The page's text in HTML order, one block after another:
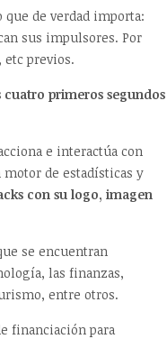
que de verdad importa:
sus impulsores. Por
etc previos.
cuatro primeros segundos
e interactúa con
de estadísticas y
con su logo, imagen
se encuentran
las finanzas,
entre otros.
financiación para